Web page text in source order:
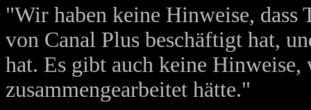
"Wir haben keine Hinweise,
von Canal Plus beschäftigt hat,
hat. Es gibt auch keine
zusammengearbeitet hätte."